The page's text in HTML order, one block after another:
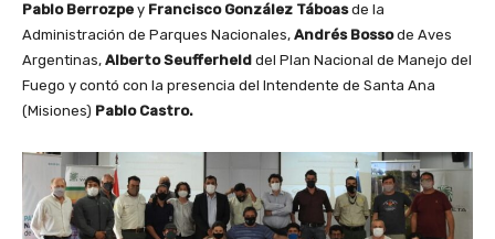
Pablo Berrozpe y Francisco González Táboasde la
Administración de Parques Nacionales, Andrés Bossode Aves
Argentinas, Alberto Seufferheld del Plan Nacional de Manejo del
Fuego y contó con la presencia del Intendente de Santa Ana
(Misiones) Pablo Castro.